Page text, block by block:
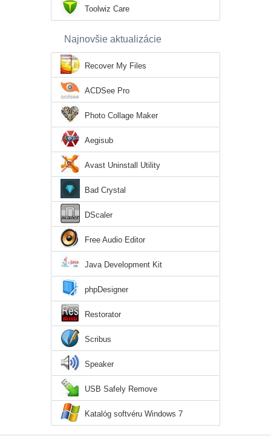
Toolwiz Care
Najnovšie aktualizácie
Recover My Files
ACDSee Pro
Photo Collage Maker
Aegisub
Avast Uninstall Utility
Bad Crystal
DScaler
Free Audio Editor
Java Development Kit
phpDesigner
Restorator
Scribus
Speaker
USB Safely Remove
Katalóg softvéru Windows 7